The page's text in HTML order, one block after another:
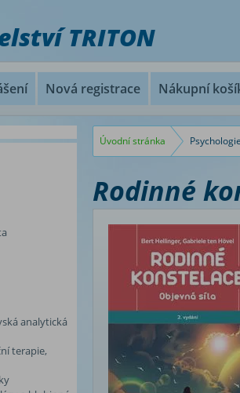
TRITON
Nová registrace Nákupní
analytická
terapie,
Úvodní stránka
Rodinné